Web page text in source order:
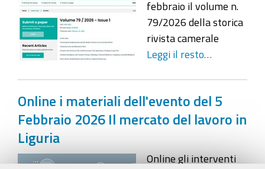
febbraio il volume n.
79/2026 della storica
rivista camerale
Leggi il resto…
Online i materiali dell'evento del 5
Febbraio 2026 Il mercato del lavoro in
Liguria
Online gli interventi